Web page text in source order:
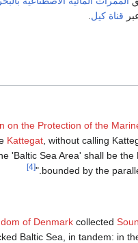
قناة كيل
on the Protection of the
Kattegat , without calling
'Baltic Sea Area' shall be
bounded by the
[4]
of Denmark collected
Baltic Sea, in tandem: in